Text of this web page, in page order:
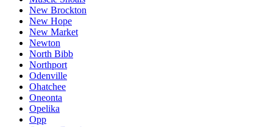
New Brockton
New Hope
New Market
Newton
North Bibb
Northport
Odenville
Ohatchee
Oneonta
Opelika
Opp